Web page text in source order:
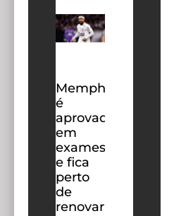
Memphis
é
aprovado
em
exames
e fica
perto
de
renovar